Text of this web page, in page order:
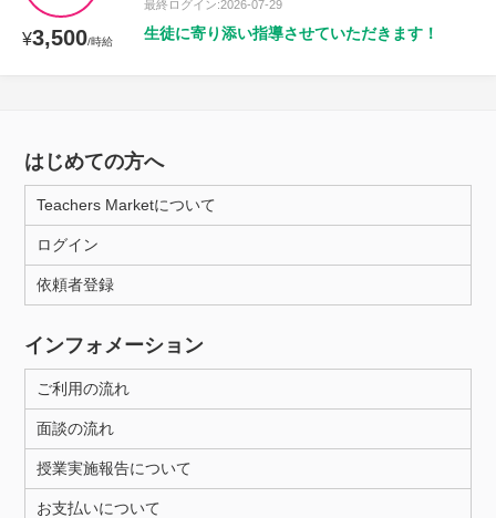
¥3,500/時給
最終ログイン:2026-07-29
生徒に寄り添い指導させていただきます！
はじめての方へ
Teachers Marketについて
ログイン
依頼者登録
インフォメーション
ご利用の流れ
面談の流れ
授業実施報告について
お支払いについて